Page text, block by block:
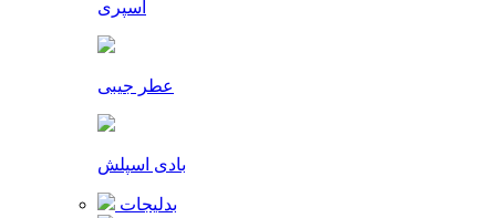
اسپری
عطر جیبی
بادی اسپلش
بدلیجات